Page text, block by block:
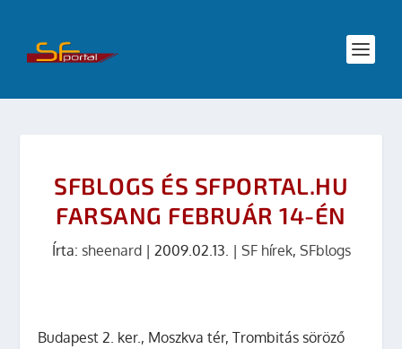
SFBLOGS ÉS SFPORTAL.HU
FARSANG FEBRUÁR 14-ÉN
Írta: sheenard| 2009.02.13. | SF hírek, SFblogs
Budapest 2. ker., Moszkva tér, Trombitás söröző